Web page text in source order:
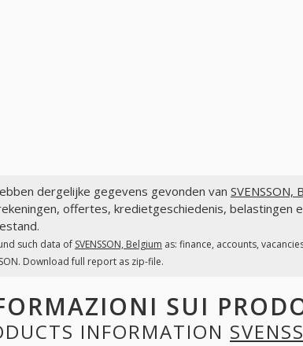
dergelijke gegevens gevonden van SVENSSON,
offertes, kredietgeschiedenis, belastingen
such data of SVENSSON, Belgium as: finance, accounts,
Download full report as zip-file.
SUI
INFORMATION